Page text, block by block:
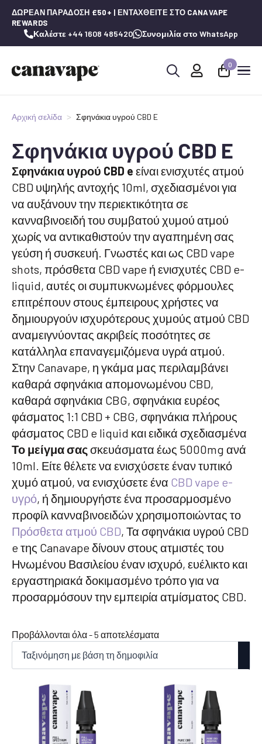
ΔΩΡΕΆΝ ΠΑΡΆΔΟΣΗ £50+ | ΕΝΤΑΧΘΕΊΤΕ ΣΤΟ CANAVAPE
REWARDS
Καλέστε +44 1608 485420 Συνομιλία στο WhatsApp
0
Αρχική σελίδα Σφηνάκια υγρού CBD E
Σφηνάκια υγρού CBD E
Σφηνάκια υγρού CBD e είναι ενισχυτές ατμού
CBD υψηλής αντοχής 10ml, σχεδιασμένοι για
να αυξάνουν την περιεκτικότητα σε
κανναβινοειδή του συμβατού χυμού ατμού
χωρίς να αντικαθιστούν την αγαπημένη σας
γεύση ή συσκευή. Γνωστές και ως CBD vape
shots, πρόσθετα CBD vape ή ενισχυτές CBD e-
liquid, αυτές οι συμπυκνωμένες φόρμουλες
επιτρέπουν στους έμπειρους χρήστες να
δημιουργούν ισχυρότερους χυμούς ατμού CBD
αναμειγνύοντας ακριβείς ποσότητες σε
κατάλληλα επαναγεμιζόμενα υγρά ατμού.
Στην Canavape, η γκάμα μας περιλαμβάνει
καθαρά σφηνάκια απομονωμένου CBD,
καθαρά σφηνάκια CBG, σφηνάκια ευρέος
φάσματος 1:1 CBD + CBG, σφηνάκια πλήρους
φάσματος CBD e liquid και ειδικά σχεδιασμένα
Το μείγμα σαςσκευάσματα έως 5000mg ανά
10ml. Είτε θέλετε να ενισχύσετε έναν τυπικό
χυμό ατμού, να ενισχύσετε ένα CBD vape e-
υγρό, ή δημιουργήστε ένα προσαρμοσμένο
προφίλ κανναβινοειδών χρησιμοποιώντας το
Πρόσθετα ατμού CBD, Τα σφηνάκια υγρού CBD
e της Canavape δίνουν στους ατμιστές του
Ηνωμένου Βασιλείου έναν ισχυρό, ευέλικτο και
εργαστηριακά δοκιμασμένο τρόπο για να
προσαρμόσουν την εμπειρία ατμίσματος CBD.
Προβάλλονται όλα - 5 αποτελέσματαΤαξινόμηση